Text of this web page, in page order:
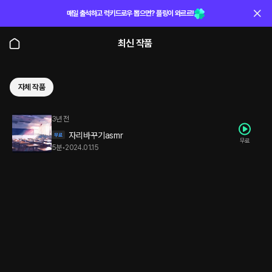
매일 출석하고 럭키드로우 뽑으면? 플링이 와르르!
최신 작품
자체 작품
3년 전
자리바꾸기asmr
5분•2024.01.15
무료